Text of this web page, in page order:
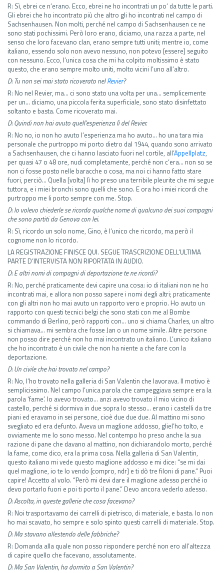
R: Sì, ebrei ce n’erano. Ecco, ebrei ne ho incontrati un po’ da tutte le parti.
Gli ebrei che ho incontrato più che altro gli ho incontrati nel campo di
Sachsenhausen. Non molti, perché nel campo di Sachsenhausen ce ne
sono stati pochissimi. Però loro erano, diciamo, una razza a parte, nel
senso che loro facevano clan, erano sempre tutti uniti; mentre io, come
italiano, essendo solo non avevo nessuno, non potevo [essere] seguito
con nessuno. Ecco, l’unica cosa che mi ha colpito moltissimo è stato
questo, che erano sempre molto uniti, molto vicini l’uno all’altro.
D: Tu non sei mai stato ricoverato nelRevier?
R: No nel Revier, ma… ci sono stato una volta per una… semplicemente
per un… diciamo, una piccola ferita superficiale, sono stato disinfettato
soltanto e basta. Come ricoverato mai.
D: Quindi non hai avuto quell’esperienza lì del Revier.
R: No no, io non ho avuto l’esperienza ma ho avuto… ho una tara mia
personale che purtroppo mi porto dietro dal 1944, quando sono arrivato
a Sachsenhausen, che ci hanno lasciato fuori nel cortile, all’Appellplatz,
per quasi 47 o 48 ore, nudi completamente, perché non c’era… non so se
non ci fosse posto nelle baracche o cosa, ma noi ci hanno fatto stare
fuori, perciò… Quella [volta] lì ho preso una terribile pleurite che mi segue
tuttora, e i miei bronchi sono quelli che sono. E ora ho i miei ricordi che
purtroppo me li porto sempre con me. Stop.
D: Io volevo chiederle se ricorda qualche nome di qualcuno dei suoi compagni
che sono partiti da Genova con lei.
R: Sì, ricordo un solo nome, Gino, è l’unico che ricordo, ma però il
cognome non lo ricordo.
LA REGISTRAZIONE FINISCE QUI. SEGUE TRASCRIZIONE DELL’ULTIMA
PARTE D’INTERVISTA NON RIPORTATA IN AUDIO.
D: E altri nomi di compagni di deportazione te ne ricordi?
R: No, perché praticamente devi capire una cosa: io di italiani non ne ho
incontrati mai, e allora non posso sapere i nomi degli altri; praticamente
con gli altri non ho mai avuto un rapporto vero e proprio. Ho avuto un
rapporto con questi tecnici belgi che sono stati con me al Bombe
commando di Berlino, però rapporti con… uno si chiama Charles, un altro
si chiamava… mi sembra che fosse Jan o un nome simile. Altre persone
non posso dire perché non ho mai incontrato un italiano. L’unico italiano
che ho incontrato è un civile che non ha niente a che fare con la
deportazione.
D: Un civile che hai trovato nel campo?
R: No, l’ho trovato nella galleria di San Valentin che lavorava. Il motivo è
semplicissimo. Nel campo l’unica parola che campeggiava sempre era la
parola ‘fame’. Io avevo trovato… anzi avevo trovato il mio vicino di
castello, perché si dormiva in due sopra lo stesso… erano i castelli da tre
piani ed eravamo in sei persone, cioè due due due. Al mattino mi sono
svegliato ed era defunto. Aveva un maglione addosso, gliel’ho tolto, e
ovviamente me lo sono messo. Nel contempo ho preso anche la sua
razione di pane che davano al mattino, non dichiarandolo morto, perché
la fame, come dico, era la prima cosa. Nella galleria di San Valentin,
questo italiano mi vede questo maglione addosso e mi dice: “se mi dai
quel maglione, io te lo vendo [compro, ndr] e ti dò tre filoni di pane.” Puoi
capire! Accetto al volo. “Però mi devi dare il maglione adesso perché io
devo portarlo fuori e poi ti porto il pane.” Devo ancora vederlo adesso.
D: Ascolta, in queste gallerie che cosa facevano?
R: Noi trasportavamo dei carrelli di pietrisco, di materiale, e basta. Io non
ho mai scavato, ho sempre e solo spinto questi carrelli di materiale. Stop.
D: Ma stavano allestendo delle fabbriche?
R: Domanda alla quale non posso rispondere perché non ero all’altezza
di capire quello che facevano, assolutamente.
D: Ma San Valentin, ha dormito a San Valentin?